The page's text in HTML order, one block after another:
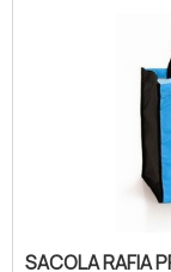
SACOLA RAFIA